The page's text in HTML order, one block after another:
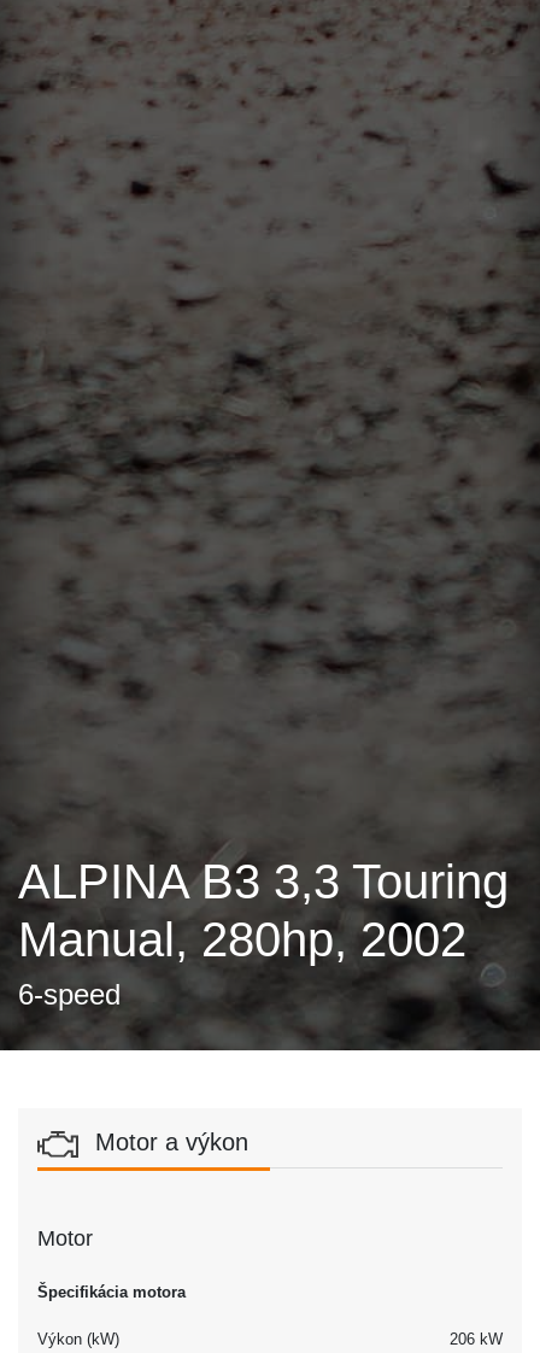
ALPINA B3 3,3 Touring
Manual, 280hp, 2002
6-speed
Motor a výkon
Motor
Špecifikácia motora
Výkon (kW)
206 kW